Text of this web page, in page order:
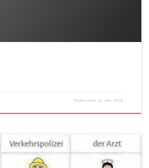
Published 16 Jan 2018